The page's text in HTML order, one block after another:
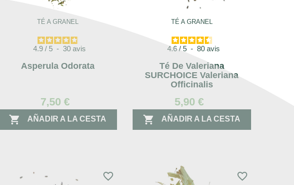
TÉ A GRANEL
4.9 / 5 - 30avis
Asperula Odorata
7,50 €
 AÑADIR A LA CESTA
TÉ A GRANEL
4.6 / 5 - 80avis
Té De Valeriana
SURCHOICE Valeriana
Officinalis
5,90 €
 AÑADIR A LA CESTA
favorite_border favorite_border